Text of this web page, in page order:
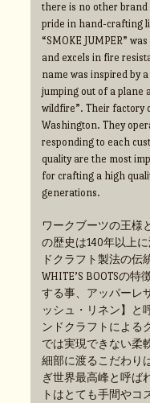
there is no other brand
pride in hand-crafting
“SMOKE JUMPER”
and excels in fire
name was inspired by
jumping out of a plane
wildfire”. Their factory
Washington. They
responding to each
quality are the most
for crafting a high
generations.
ワークブーツの王様
の歴史は140年以上
ドクラフト製法の伝
WHITE’S BOOTSの
する事、アッパーレ
ッシュ・リネン】と
ンドクラフトによる
では実現できない柔
細部に渡るこだわり
ぎ世界最高峰と呼ば
トはとても手間やコ